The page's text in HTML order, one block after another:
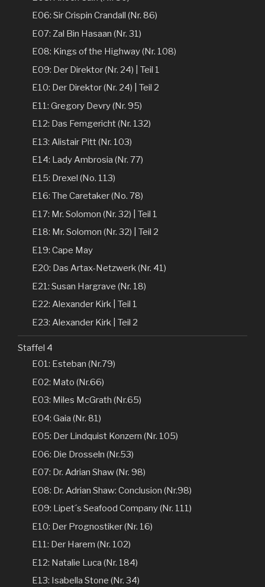
E06: Sir Crispin Crandall (Nr. 86)
E07: Zal Bin Hasaan (Nr. 31)
E08: Kings of the Highway (Nr. 108)
E09: Der Direktor (Nr. 24) | Teil 1
E10: Der Direktor (Nr. 24) | Teil 2
E11: Gregory Devry (Nr. 95)
E12: Das Femgericht (Nr. 132)
E13: Alistair Pitt (Nr. 103)
E14: Lady Ambrosia (Nr. 77)
E15: Drexel (No. 113)
E16: The Caretaker (No. 78)
E17: Mr. Solomon (Nr. 32) | Teil 1
E18: Mr. Solomon (Nr. 32) | Teil 2
E19: Cape May
E20: Das Artax-Netzwerk (Nr. 41)
E21: Susan Hargrave (Nr. 18)
E22: Alexander Kirk | Teil 1
E23: Alexander Kirk | Teil 2
Staffel 4
E01: Esteban (Nr.79)
E02: Mato (Nr.66)
E03: Miles McGrath (Nr.65)
E04: Gaia (Nr. 81)
E05: Der Lindquist Konzern (Nr. 105)
E06: Die Drosseln (Nr.53)
E07: Dr. Adrian Shaw (Nr. 98)
E08: Dr. Adrian Shaw: Conclusion (Nr.98)
E09: Lipet´s Seafood Company (Nr. 111)
E10: Der Prognostiker (Nr. 16)
E11: Der Harem (Nr. 102)
E12: Natalie Luca (Nr. 184)
E13: Isabella Stone (Nr. 34)